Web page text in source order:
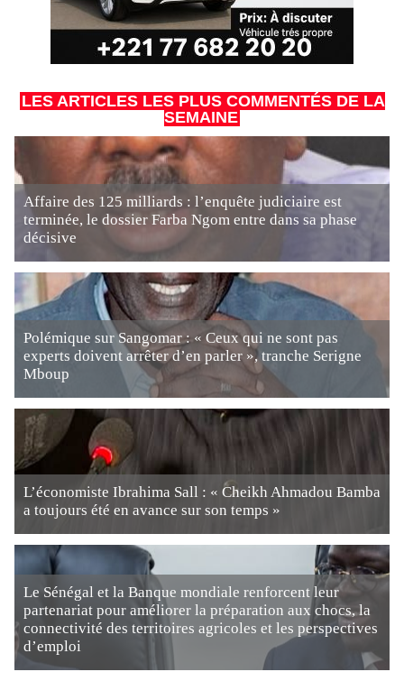
LES ARTICLES LES PLUS COMMENTÉS DE LA
SEMAINE
Affaire des 125 milliards : l’enquête judiciaire est
terminée, le dossier Farba Ngom entre dans sa phase
décisive
Polémique sur Sangomar : « Ceux qui ne sont pas
experts doivent arrêter d’en parler », tranche Serigne
Mboup
L’économiste Ibrahima Sall : « Cheikh Ahmadou Bamba
a toujours été en avance sur son temps »
Le Sénégal et la Banque mondiale renforcent leur
partenariat pour améliorer la préparation aux chocs, la
connectivité des territoires agricoles et les perspectives
d’emploi